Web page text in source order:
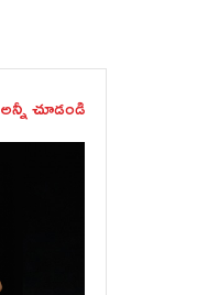
అన్నీ చూడండి